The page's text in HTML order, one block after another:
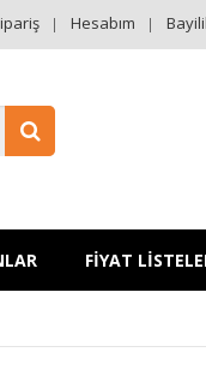
Hesabım
FİYAT